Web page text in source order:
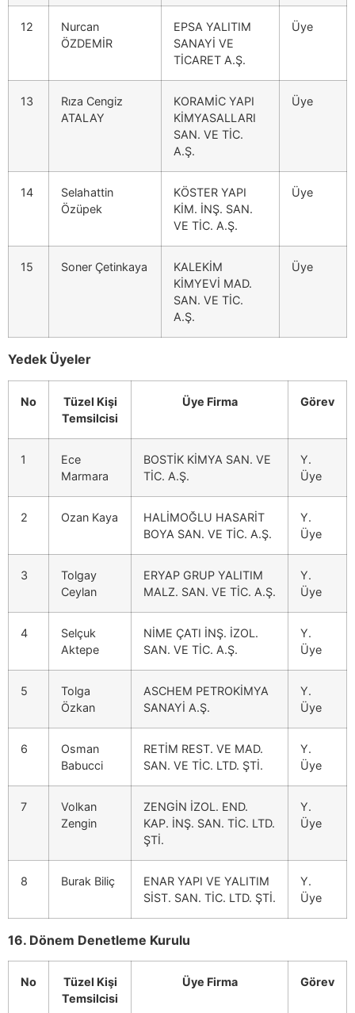
12
Nurcan
ÖZDEMİR
EPSA YALITIM
SANAYİ VE
TİCARET A.Ş.
Üye
13
Rıza Cengiz
ATALAY
KORAMİC YAPI
KİMYASALLARI
SAN. VE TİC.
A.Ş.
Üye
14
Selahattin
Özüpek
KÖSTER YAPI
KİM. İNŞ. SAN.
VE TİC. A.Ş.
Üye
15 Soner Çetinkaya
KALEKİM
KİMYEVİ MAD.
SAN. VE TİC.
A.Ş.
Üye
Yedek Üyeler
No
Tüzel Kişi
Temsilcisi
Üye Firma Görev
1
Ece
Marmara
BOSTİK KİMYA SAN. VE
TİC. A.Ş.
Y.
Üye
2 Ozan Kaya
HALİMOĞLU HASARİT
BOYA SAN. VE TİC. A.Ş.
Y.
Üye
3
Tolgay
Ceylan
ERYAP GRUP YALITIM
MALZ. SAN. VE TİC. A.Ş.
Y.
Üye
4
Selçuk
Aktepe
NİME ÇATI İNŞ. İZOL.
SAN. VE TİC. A.Ş.
Y.
Üye
5
Tolga
Özkan
ASCHEM PETROKİMYA
SANAYİ A.Ş.
Y.
Üye
6
Osman
Babucci
RETİM REST. VE MAD.
SAN. VE TİC. LTD. ŞTİ.
Y.
Üye
7
Volkan
Zengin
ZENGİN İZOL. END.
KAP. İNŞ. SAN. TİC. LTD.
ŞTİ.
Y.
Üye
8 Burak Biliç
ENAR YAPI VE YALITIM
SİST. SAN. TİC. LTD. ŞTİ.
Y.
Üye
16. Dönem Denetleme Kurulu
No
Tüzel Kişi
Temsilcisi
Üye Firma Görev